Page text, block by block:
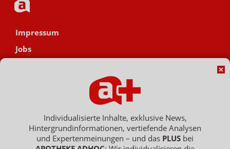
Impressum
Jobs
Hinweisgebersystem
Vertrag widerrufen
Individualisierte Inhalte, exklusive News,
Hintergrundinformationen, vertiefende Analysen
und Expertenmeinungen – und das PLUS bei